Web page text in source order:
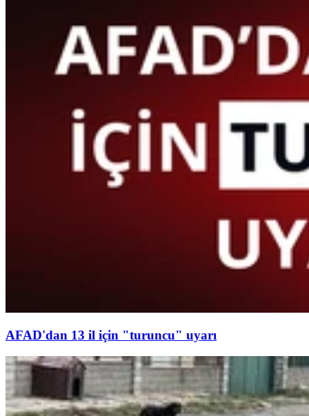
AFAD'dan 13 il için "turuncu" uyarı